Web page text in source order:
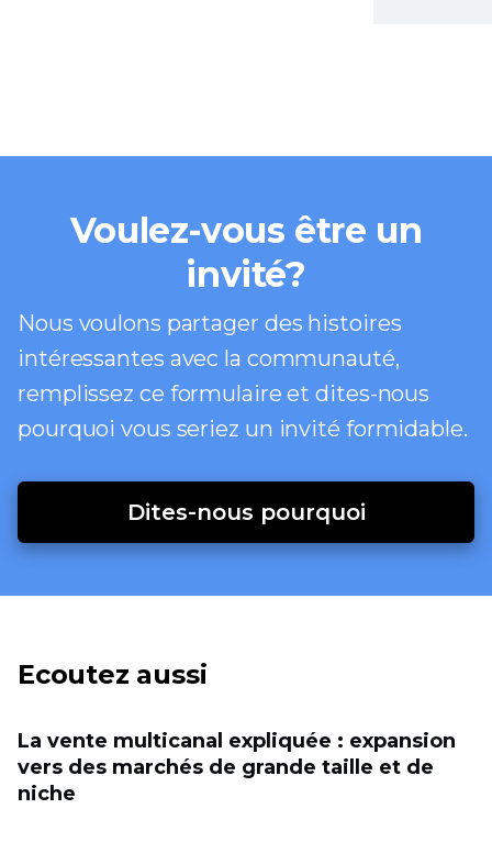
Voulez-vous être un
invité?
Nous voulons partager des histoires
intéressantes avec la communauté,
remplissez ce formulaire et dites-nous
pourquoi vous seriez un invité formidable.
Dites-nous pourquoi
Ecoutez aussi
La vente multicanal expliquée : expansion
vers des marchés de grande taille et de
niche